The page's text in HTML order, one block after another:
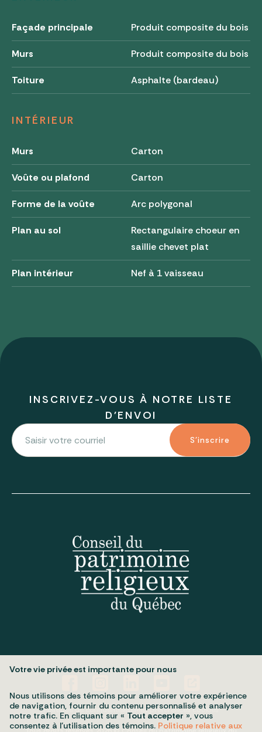
Façade principale Produit composite du bois
Murs Produit composite du bois
Toiture Asphalte (bardeau)
INTÉRIEUR
Murs Carton
Voûte ou plafond Carton
Forme de la voûte Arc polygonal
Plan au sol
Rectangulaire choeur en
saillie chevet plat
Plan intérieur Nef à 1 vaisseau
INSCRIVEZ-VOUS À NOTRE LISTE
D'ENVOI
S'inscrire
Politique de confidentialitéMes préférences cookies
Votre vie privée est importante pour nous
Nous utilisons des témoins pour améliorer votre expérience
de navigation, fournir du contenu personnalisé et analyser
notre trafic. En cliquant sur « Tout accepter », vous
consentez à l’utilisation des témoins. Politique relative aux